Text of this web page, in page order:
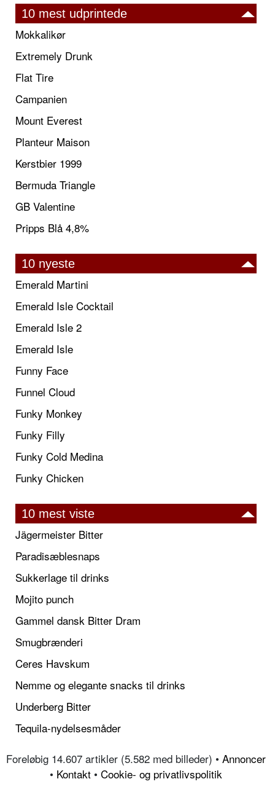
10 mest udprintede
Mokkalikør
Extremely Drunk
Flat Tire
Campanien
Mount Everest
Planteur Maison
Kerstbier 1999
Bermuda Triangle
GB Valentine
Pripps Blå 4,8%
10 nyeste
Emerald Martini
Emerald Isle Cocktail
Emerald Isle 2
Emerald Isle
Funny Face
Funnel Cloud
Funky Monkey
Funky Filly
Funky Cold Medina
Funky Chicken
10 mest viste
Jägermeister Bitter
Paradisæblesnaps
Sukkerlage til drinks
Mojito punch
Gammel dansk Bitter Dram
Smugbrænderi
Ceres Havskum
Nemme og elegante snacks til drinks
Underberg Bitter
Tequila-nydelsesmåder
Foreløbig 14.607 artikler (5.582 med billeder) • Annoncer
• Kontakt • Cookie- og privatlivspolitik